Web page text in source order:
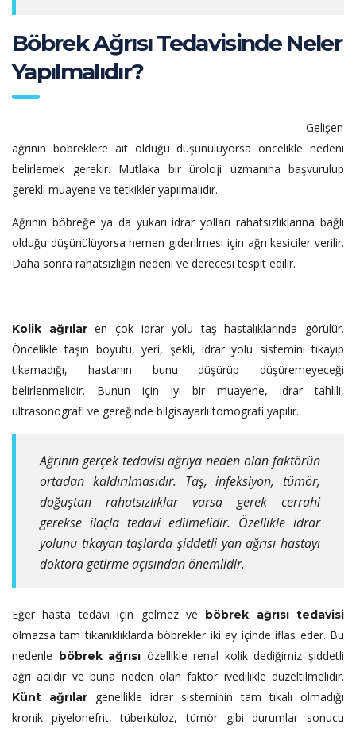
Böbrek Ağrısı Tedavisinde Neler
Yapılmalıdır?
Gelişen
ağrının böbreklere ait olduğu düşünülüyorsa öncelikle nedeni
belirlemek gerekir. Mutlaka bir üroloji uzmanına başvurulup
gerekli muayene ve tetkikler yapılmalıdır.
Ağrının böbreğe ya da yukarı idrar yolları rahatsızlıklarına bağlı
olduğu düşünülüyorsa hemen giderilmesi için ağrı kesiciler verilir.
Daha sonra rahatsızlığın nedeni ve derecesi tespit edilir.
Kolik ağrılaren çok idrar yolu taş hastalıklarında görülür.
Öncelikle taşın boyutu, yeri, şekli, idrar yolu sistemini tıkayıp
tıkamadığı, hastanın bunu düşürüp düşüremeyeceği
belirlenmelidir. Bunun için iyi bir muayene, idrar tahlili,
ultrasonografi ve gereğinde bilgisayarlı tomografi yapılır.
Ağrının gerçek tedavisi ağrıya neden olan faktörün
ortadan kaldırılmasıdır. Taş, infeksiyon, tümör,
doğuştan rahatsızlıklar varsa gerek cerrahi
gerekse ilaçla tedavi edilmelidir. Özellikle idrar
yolunu tıkayan taşlarda şiddetli yan ağrısı hastayı
doktora getirme açısından önemlidir.
Eğer hasta tedavi için gelmez ve böbrek ağrısı tedavisi
olmazsa tam tıkanıklıklarda böbrekler iki ay içinde iflas eder. Bu
nedenle böbrek ağrısı özellikle renal kolik dediğimiz şiddetli
ağrı acildir ve buna neden olan faktör ivedilikle düzeltilmelidir.
Künt ağrılar genellikle idrar sisteminin tam tıkalı olmadığı
kronik piyelonefrit, tüberküloz, tümör gibi durumlar sonucu